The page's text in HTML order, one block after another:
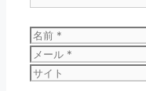
名
前
メ
ー
サ